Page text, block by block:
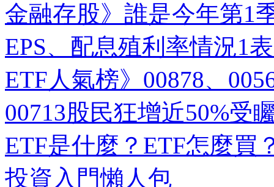
金融存股》誰是今年第1
EPS、配息殖利率情況1
ETF人氣榜》00878、
00713股民狂增近50%受
ETF是什麼？ETF怎麼買
投資入門懶人包